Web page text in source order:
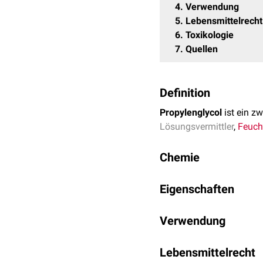
4 Verwendung
5 Lebensmittelrecht
6 Toxikologie
7 Quellen
Definition
Propylenglycol ist ein
Lösungsvermittler,
Chemie
Bezeichnung lautet
Eigenschaften
Wasser,Ethanol
Verwendung
unter anderem enthalten
Lebensmittelrecht